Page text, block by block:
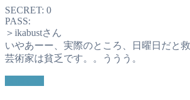
SECRET: 0
PASS:
＞ikabustさん
いやあーー、実際のところ、日曜日だと
芸術家は貧乏です。。ううう。